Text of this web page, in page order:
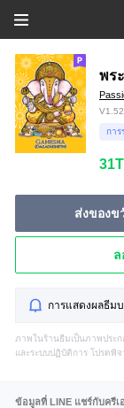
พร
การ
ส่งของ
ล
การแสดงผลธีม
ภาพในร้านธีมเป็นภาพประ
และระบบปฏิบัติการ โปรดพิ
ข้อมูลที่ LINE แชร์กับครีเ